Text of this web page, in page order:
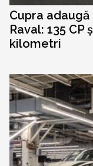
Cupra
Raval: 135
kilometri